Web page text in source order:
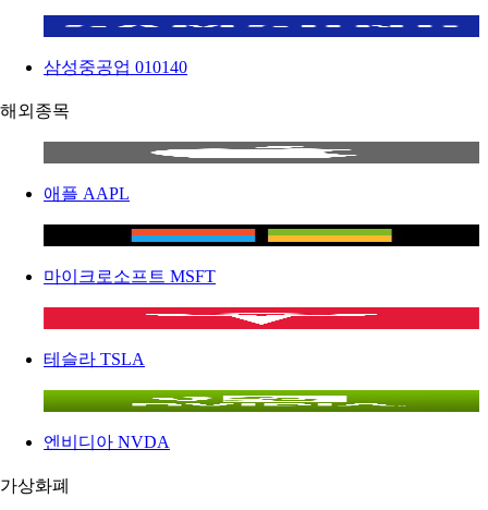
삼성중공업 010140
해외종목
애플 AAPL
마이크로소프트 MSFT
테슬라 TSLA
엔비디아 NVDA
가상화폐